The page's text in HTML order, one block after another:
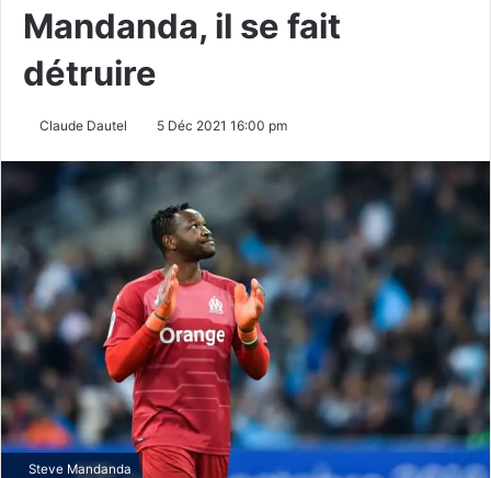
Mandanda, il se fait
détruire
Claude Dautel 5 Déc 2021 16:00 pm
Steve Mandanda